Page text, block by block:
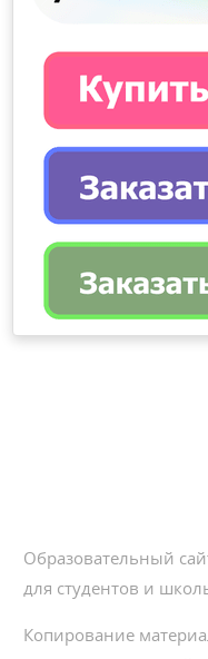
Образовательный
для студентов и
Копирование